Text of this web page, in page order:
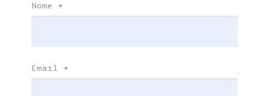
Nome *
Email *